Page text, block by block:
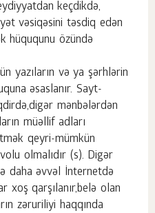
keçdikdə,
vəsiqəsini təsdiq edən
hüququnu özündə
yazıların və ya şərhlərin
əsaslanır. Sayt-
mənbələrdən
müəllif adları
qeyri-mümkün
olmalıdır (s). Digər
daha əvvəl İnternetdə
xoş qarşılanır,belə olan
zəruriliyi haqqında